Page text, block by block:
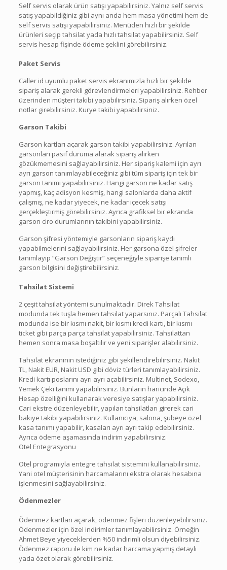
Self servis olarak ürün satışı yapabilirsiniz. Yalnız self servis
satış yapabildiğiniz gibi aynı anda hem masa yönetimi hem de
self servis satışı yapabilirsiniz. Menüden hızlı bir şekilde
ürünleri seçip tahsilat yada hızlı tahsilat yapabilirsiniz. Self
servis hesap fişinde ödeme şeklini görebilirsiniz.
Paket Servis
Caller id uyumlu paket servis ekranımızla hızlı bir şekilde
sipariş alarak gerekli görevlendirmeleri yapabilirsiniz. Rehber
üzerinden müşteri takibi yapabilirsiniz. Sipariş alırken özel
notlar girebilirsiniz. Kurye takibi yapabilirsiniz.
Garson Takibi
Garson kartları açarak garson takibi yapabilirsiniz. Ayrılan
garsonları pasif duruma alarak sipariş alırken
gözükmemesini sağlayabilirsiniz. Her sipariş kalemi için ayrı
ayrı garson tanımlayabileceğiniz gibi tüm sipariş için tek bir
garson tanımı yapabilirsiniz. Hangi garson ne kadar satış
yapmış, kaç adisyon kesmiş, hangi salonlarda daha aktif
çalışmış, ne kadar yiyecek, ne kadar içecek satışı
gerçekleştirmiş görebilirsiniz. Ayrıca grafiksel bir ekranda
garson ciro durumlarının takibini yapabilirsiniz.
Garson şifresi yöntemiyle garsonların sipariş kaydı
yapabilmelerini sağlayabilirsiniz. Her garsona özel şifreler
tanımlayıp “Garson Değiştir” seçeneğiyle siparişe tanımlı
garson bilgisini değiştirebilirsiniz.
Tahsilat Sistemi
2 çeşit tahsilat yöntemi sunulmaktadır. Direk Tahsilat
modunda tek tuşla hemen tahsilat yaparsınız. Parçalı Tahsilat
modunda ise bir kısmı nakit, bir kısmı kredi kartı, bir kısmı
ticket gibi parça parça tahsilat yapabilirsiniz. Tahsilattan
hemen sonra masa boşaltılır ve yeni siparişler alabilirsiniz.
Tahsilat ekranının istediğiniz gibi şekillendirebilirsiniz. Nakit
TL, Nakit EUR, Nakit USD gibi döviz türleri tanımlayabilirsiniz.
Kredi kartı poslarını ayrı ayrı açabilirsiniz. Multinet, Sodexo,
Yemek Çeki tanımı yapabilirsiniz. Bunların haricinde Açık
Hesap özelliğini kullanarak veresiye satışlar yapabilirsiniz.
Cari ekstre düzenleyebilir, yapılan tahsilatları girerek cari
bakiye takibi yapabilirsiniz. Kullanıcıya, salona, şubeye özel
kasa tanımı yapabilir, kasaları ayrı ayrı takip edebilirsiniz.
Ayrıca ödeme aşamasında indirim yapabilirsiniz.
Otel Entegrasyonu
Otel programıyla entegre tahsilat sistemini kullanabilirsiniz.
Yani otel müşterisinin harcamalarını ekstra olarak hesabına
işlenmesini sağlayabilirsiniz.
Ödenmezler
Ödenmez kartları açarak, ödenmez fişleri düzenleyebilirsiniz.
Ödenmezler için özel indirimler tanımlayabilirsiniz. Örneğin
Ahmet Beye yiyeceklerden %50 indirimli olsun diyebilirsiniz.
Ödenmez raporu ile kim ne kadar harcama yapmış detaylı
yada özet olarak görebilirsiniz.